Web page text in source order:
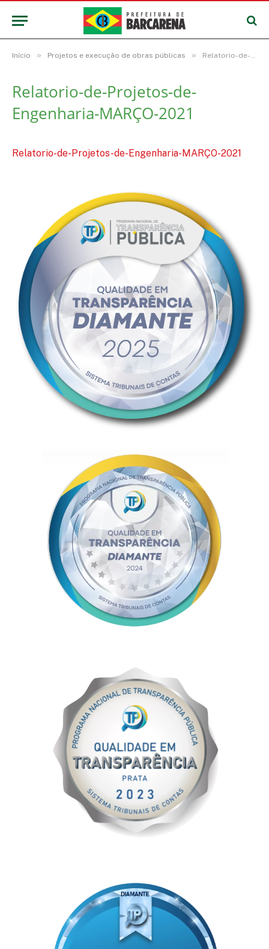
Início » Projetos e execução de obras públicas » Relatorio-de-Projetos-de-Engenharia-MARÇO-2021
Relatorio-de-Projetos-de-
Engenharia-MARÇO-2021
Relatorio-de-Projetos-de-Engenharia-MARÇO-2021